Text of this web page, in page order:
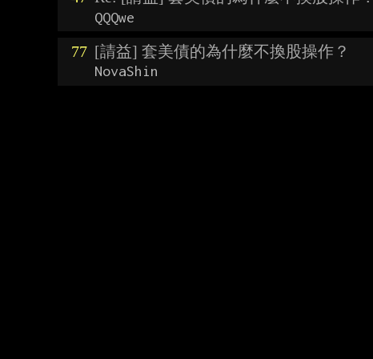
QQQwe
77 [請益] 套美債的為什麼不換股操作？
NovaShin